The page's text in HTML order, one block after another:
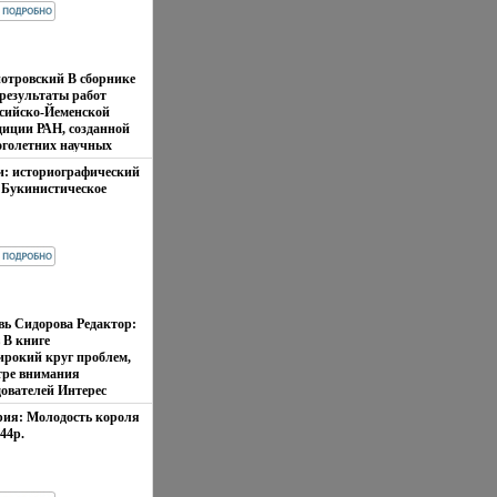
множество
Восточная
В сборнике
работ
Йеменской
РАН, созданной
научных
позволит
огромный
стороны
культуры древних
Южной Аравии
историографический
2009 г Твердый
978-5-02-036987-0
мм) инфо
Сидорова Редактор:
книге
круг проблем,
внимания
Интерес
вопросов истории
до XXI в Среди
направленностью
истоки
имени "Русь",
Молодость короля